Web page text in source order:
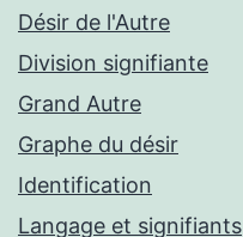
Désir de l'Autre
Division signifiante
Grand Autre
Graphe du désir
Identification
Langage et signifiants